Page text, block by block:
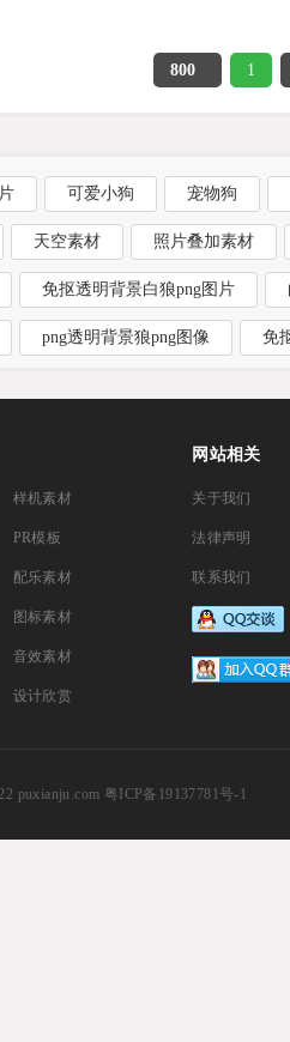
800 1
可爱小狗 宠物狗
天空素材 照片叠加素材
免抠透明背景白狼png图片
png透明背景狼png图像 免
样机素材
PR模板
配乐素材
图标素材
音效素材
设计欣赏
网站相关
关于我们
法律声明
联系我们
puxianju.com 粤ICP备19137781号-1